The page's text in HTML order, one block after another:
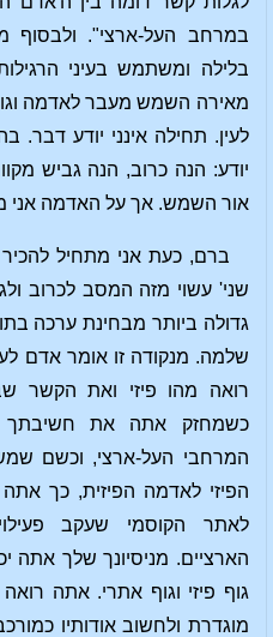
במרחב העל-ארצי". ולבסוף
בלילה ומשתמש בעיני
מאירה השמש מעבר לאדמה
לעין. תחילה אינני יודע דבר.
יודע: הנה כרוב, הנה גביש
אור השמש. אך על האדמה אני
ברם, כעת אני מתחיל
שני' עשוי מזה המסב לכרוב
גדולה ביותר מבחינת ערכה
שלמה. מנקודה זו אומר אדם
רואה מהו פיזי ואת הקשר
כשמחזק אתה את חשיבתך
המרחבי העל-ארצי, וכשם
הפיזי לאדמה הפיזית, כך
לאתר הקוסמי שעקב
הארציים. מניסיונך שלך אתה
גוף פיזי וגוף אתרי. אתה
מוגדרת ולחשוב אודותיו